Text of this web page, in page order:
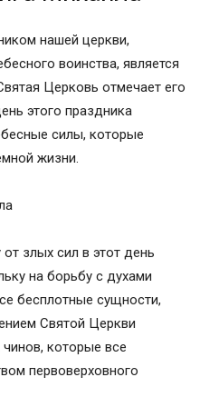
нашей церкви,
воинства, является
Церковь отмечает его
этого праздника
силы, которые
жизни.
злых сил в этот день
на борьбу с духами
бесплотные сущности,
Святой Церкви
которые все
первоверховного